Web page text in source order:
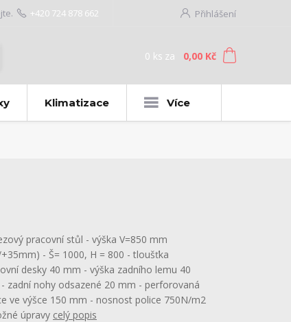
Přihlášení
+420 724 878 662
0 ks za 0,00 Kč
Klimatizace Více
pracovní stůl - výška V=850 mm
- Š= 1000, H = 800 - tloušťka
desky 40 mm - výška zadního lemu 40
zadní nohy odsazené 20 mm - perforovaná
ve výšce 150 mm - nosnost police 750N/m2
úpravy celý popis